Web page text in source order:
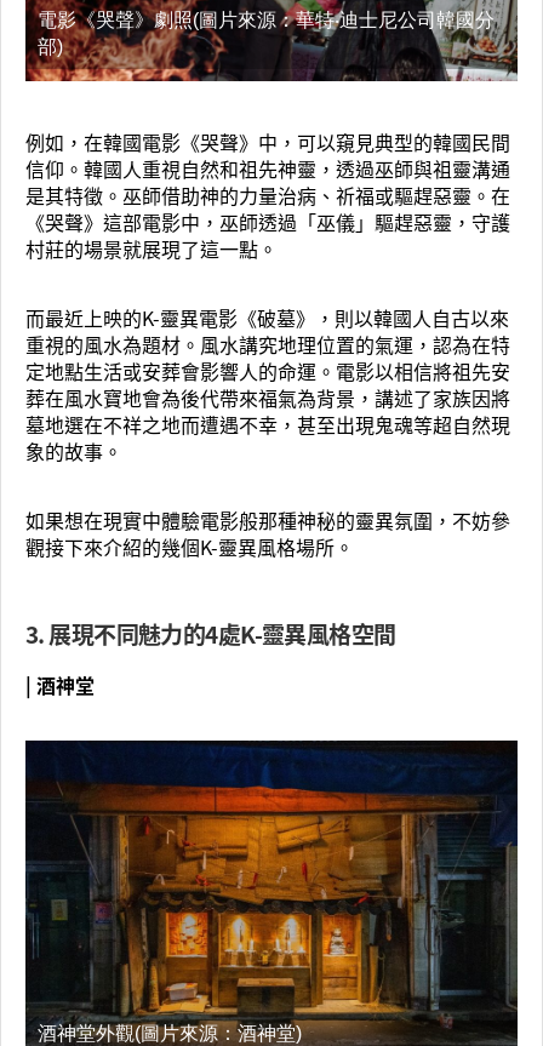
電影《哭聲》劇照(圖片來源：華特‧迪士尼公司韓國分
部)
例如，在韓國電影《哭聲》中，可以窺見典型的韓國民間
信仰。韓國人重視自然和祖先神靈，透過巫師與祖靈溝通
是其特徵。巫師借助神的力量治病、祈福或驅趕惡靈。在
《哭聲》這部電影中，巫師透過「巫儀」驅趕惡靈，守護
村莊的場景就展現了這一點。
而最近上映的K-靈異電影《破墓》，則以韓國人自古以來
重視的風水為題材。風水講究地理位置的氣運，認為在特
定地點生活或安葬會影響人的命運。電影以相信將祖先安
葬在風水寶地會為後代帶來福氣為背景，講述了家族因將
墓地選在不祥之地而遭遇不幸，甚至出現鬼魂等超自然現
象的故事。
如果想在現實中體驗電影般那種神秘的靈異氛圍，不妨參
觀接下來介紹的幾個K-靈異風格場所。
3. 展現不同魅力的4處K-靈異風格空間
| 酒神堂
酒神堂外觀(圖片來源：酒神堂)